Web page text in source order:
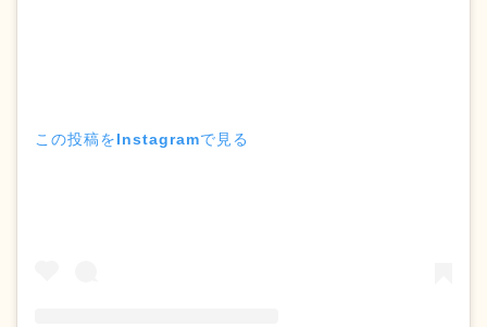
この投稿をInstagramで見る